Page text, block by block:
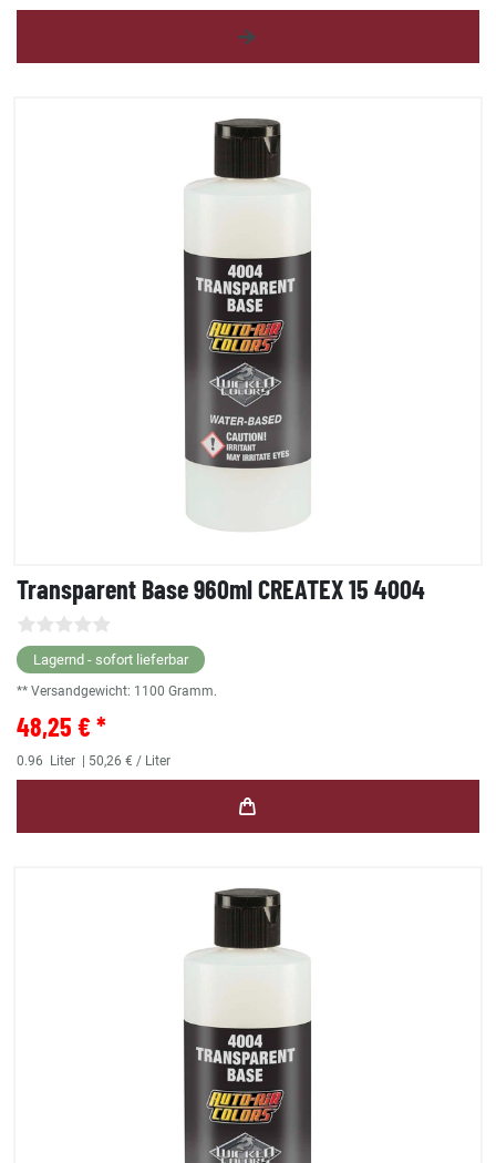
Transparent Base 960ml CREATEX 15 4004
Lagernd - sofort lieferbar
** Versandgewicht: 1100 Gramm.
48,25 € *
0.96 Liter | 50,26 € / Liter